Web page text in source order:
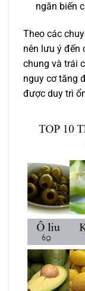
ngăn biến
Theo các
nên lưu ý đến
chung và trái
nguy cơ tăng
được duy trì